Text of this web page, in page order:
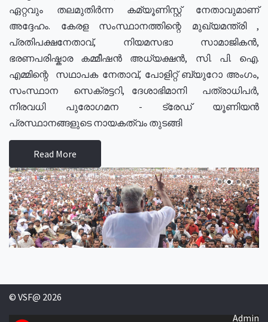
ഏറ്റവും തലമുതിർന്ന കമ്യൂണിസ്റ്റ് നേതാവുമാണ്
അദ്ദേഹം. കേരള സംസ്ഥാനത്തിന്റെ മുഖ്യമന്ത്രി ,
പ്രതിപക്ഷനേതാവ്, നിയമസഭാ സാമാജികൻ,
ഭരണപരിഷ്കാര കമ്മീഷൻ അധ്യക്ഷൻ, സി. പി. ഐ.
എമ്മിന്റെ സഥാപക നേതാവ്, പോളിറ്റ് ബ്യുറോ അംഗം,
സംസ്ഥാന സെക്രട്ടറി, ദേശാഭിമാനി പത്രാധിപർ,
നിരവധി പുരോഗമന - ട്രേഡ് യൂണിയൻ
പ്രസ്ഥാനങ്ങളുടെ നായകത്വം തുടങ്ങി
Read More
© VSF@ 2026
Admin